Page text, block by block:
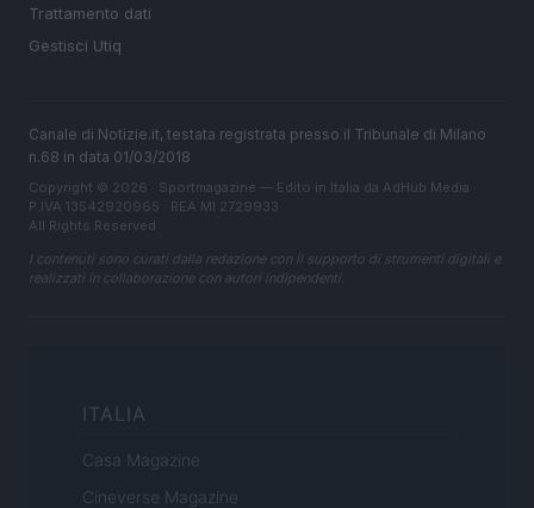
Trattamento dati
Gestisci Utiq
Canale di Notizie.it, testata registrata presso il Tribunale di Milano
n.68 in data 01/03/2018
Copyright © 2026 · Sportmagazine — Edito in Italia da AdHub Media
P.IVA 13542920965 · REA MI 2729933
All Rights Reserved
I contenuti sono curati dalla redazione con il supporto di strumenti digitali e
realizzati in collaborazione con autori indipendenti.
ITALIA
Casa Magazine
Cineverse Magazine